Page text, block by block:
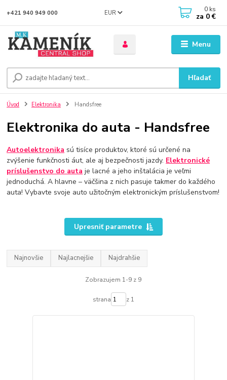
Menu
EUR
Hľadať
+421 940 949 000 0 ks
za 0 €
Úvod Elektronika Handsfree
Elektronika do auta - Handsfree
Autoelektronika sú tisíce produktov, ktoré sú určené na
zvýšenie funkčnosti áut, ale aj bezpečnosti jazdy. Elektronické
príslušenstvo do auta je lacné a jeho inštalácia je veľmi
jednoduchá. A hlavne – väčšina z nich pasuje takmer do každého
auta! Vybavte svoje auto užitočným elektronickým príslušenstvom!
Upresniť parametre
Najnovšie Najlacnejšie Najdrahšie
Zobrazujem 1-9 z 9
strana z 1